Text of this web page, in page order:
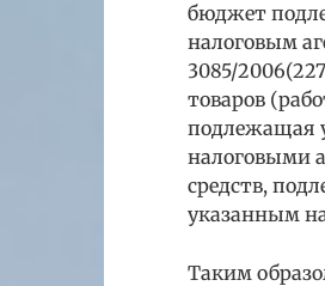
бюджет
налоговым
3085/
товаров
подлежащая
налоговыми
средств,
указанным
Таким